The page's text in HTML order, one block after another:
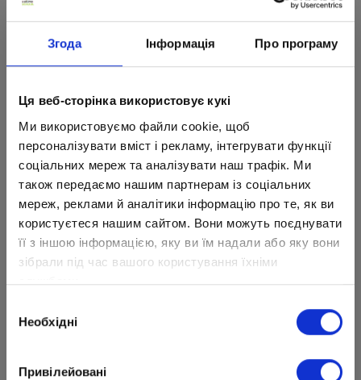
Згода Інформація Про програму
Ця веб-сторінка використовує кукі
Ми використовуємо файли cookie, щоб
персоналізувати вміст і рекламу, інтегрувати функції
соціальних мереж та аналізувати наш трафік. Ми
також передаємо нашим партнерам із соціальних
мереж, реклами й аналітики інформацію про те, як ви
користуєтеся нашим сайтом. Вони можуть поєднувати
її з іншою інформацією, яку ви їм надали або яку вони
зібрали під час вашого користування їхніми
службами.
згоди
Необхідні
Привілейовані
наших уроков
Оберіть клас